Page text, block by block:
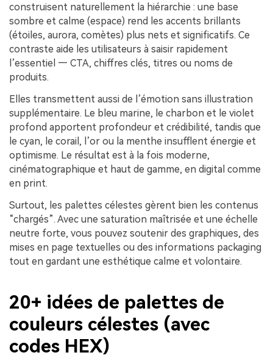
construisent naturellement la hiérarchie : une base
sombre et calme (espace) rend les accents brillants
(étoiles, aurora, comètes) plus nets et significatifs. Ce
contraste aide les utilisateurs à saisir rapidement
l’essentiel — CTA, chiffres clés, titres ou noms de
produits.
Elles transmettent aussi de l’émotion sans illustration
supplémentaire. Le bleu marine, le charbon et le violet
profond apportent profondeur et crédibilité, tandis que
le cyan, le corail, l’or ou la menthe insufflent énergie et
optimisme. Le résultat est à la fois moderne,
cinématographique et haut de gamme, en digital comme
en print.
Surtout, les palettes célestes gèrent bien les contenus
“chargés”. Avec une saturation maîtrisée et une échelle
neutre forte, vous pouvez soutenir des graphiques, des
mises en page textuelles ou des informations packaging
tout en gardant une esthétique calme et volontaire.
20+ idées de palettes de
couleurs célestes (avec
codes HEX)